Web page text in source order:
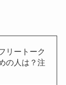
リートーク
の人は？注